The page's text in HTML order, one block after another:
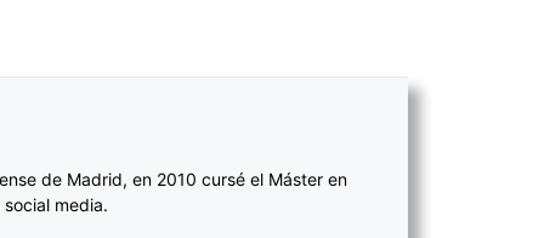
de Madrid, en 2010 cursé el Máster en
media.